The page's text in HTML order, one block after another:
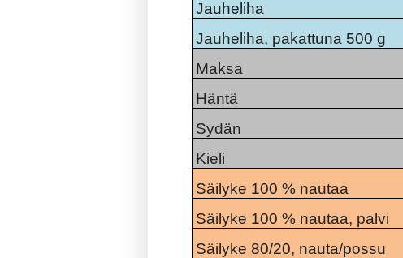
Jauheliha
Jauheliha, pakattuna 500 g
Maksa
Häntä
Sydän
Kieli
Säilyke 100 % nautaa
Säilyke 100 % nautaa, palvi
Säilyke 80/20, nauta/possu